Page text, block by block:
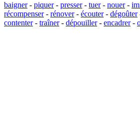
baigner- piquer- presser- tuer- nouer-
récompenser- rénover- écouter- dégoûter
contenter- traîner- dépouiller- encadrer-